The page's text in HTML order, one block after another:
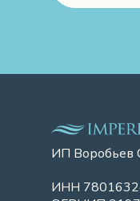
ИП Воробьев
ИНН